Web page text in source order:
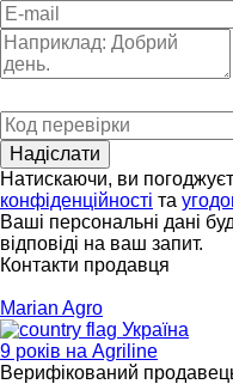
Натискаючи, ви
конфіденційності та
Ваші персональні дані
відповіді на ваш запит.
Контакти продавця
Marian Agro
Україна
9 років на Agriline
Верифікований